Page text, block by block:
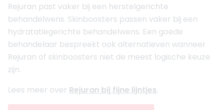
Rejuran past vaker bij een herstelgerichte
behandelwens. Skinboosters passen vaker bij een
hydratatiegerichte behandelwens. Een goede
behandelaar bespreekt ook alternatieven wanneer
Rejuran of skinboosters niet de meest logische keuze
zijn.
Lees meer over Rejuran bij fijne lijntjes.